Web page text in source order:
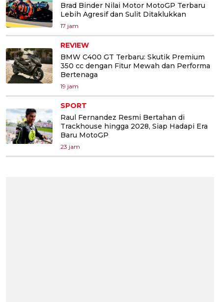
Brad Binder Nilai Motor MotoGP Terbaru
Lebih Agresif dan Sulit Ditaklukkan
17 jam
REVIEW
BMW C400 GT Terbaru: Skutik Premium
350 cc dengan Fitur Mewah dan Performa
Bertenaga
19 jam
SPORT
Raul Fernandez Resmi Bertahan di
Trackhouse hingga 2028, Siap Hadapi Era
Baru MotoGP
23 jam